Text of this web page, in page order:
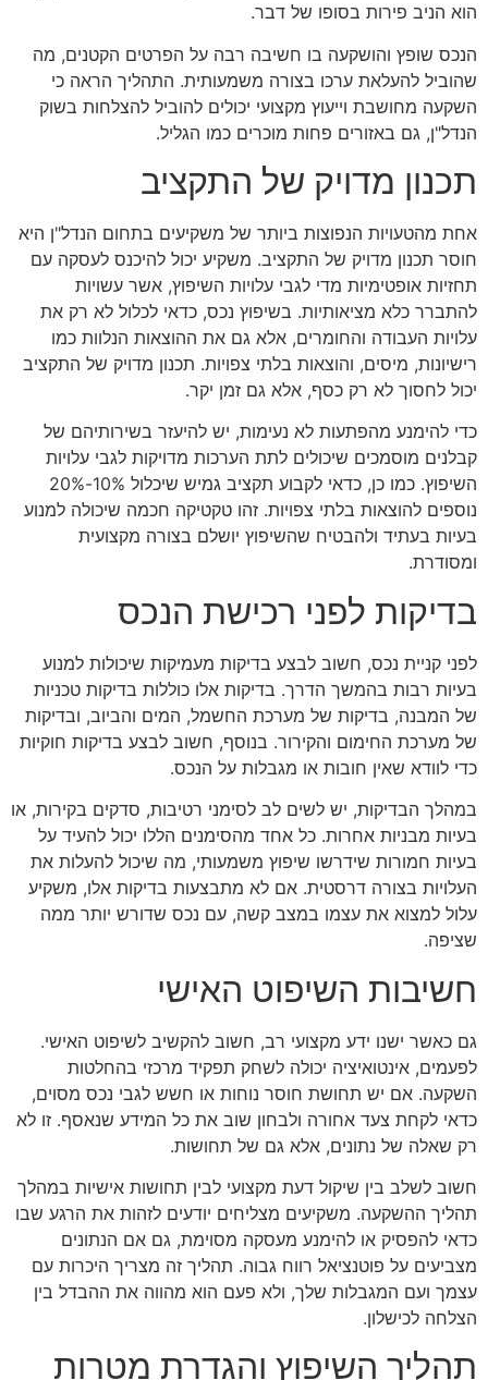
הוא הניב פירות בסופו של דבר.
הנכס שופץ והושקעה בו חשיבה רבה על הפרטים הקטנים, מה
שהוביל להעלאת ערכו בצורה משמעותית. התהליך הראה כי
השקעה מחושבת וייעוץ מקצועי יכולים להוביל להצלחות בשוק
הנדל"ן, גם באזורים פחות מוכרים כמו הגליל.
תכנון מדויק של התקציב
אחת מהטעויות הנפוצות ביותר של משקיעים בתחום הנדל"ן היא
חוסר תכנון מדויק של התקציב. משקיע יכול להיכנס לעסקה עם
תחזיות אופטימיות מדי לגבי עלויות השיפוץ, אשר עשויות
להתברר כלא מציאותיות. בשיפוץ נכס, כדאי לכלול לא רק את
עלויות העבודה והחומרים, אלא גם את ההוצאות הנלוות כמו
רישיונות, מיסים, והוצאות בלתי צפויות. תכנון מדויק של התקציב
יכול לחסוך לא רק כסף, אלא גם זמן יקר.
כדי להימנע מהפתעות לא נעימות, יש להיעזר בשירותיהם של
קבלנים מוסמכים שיכולים לתת הערכות מדויקות לגבי עלויות
השיפוץ. כמו כן, כדאי לקבוע תקציב גמיש שיכלול 10%-20%
נוספים להוצאות בלתי צפויות. זהו טקטיקה חכמה שיכולה למנוע
בעיות בעתיד ולהבטיח שהשיפוץ יושלם בצורה מקצועית
ומסודרת.
בדיקות לפני רכישת הנכס
לפני קניית נכס, חשוב לבצע בדיקות מעמיקות שיכולות למנוע
בעיות רבות בהמשך הדרך. בדיקות אלו כוללות בדיקות טכניות
של המבנה, בדיקות של מערכת החשמל, המים והביוב, ובדיקות
של מערכת החימום והקירור. בנוסף, חשוב לבצע בדיקות חוקיות
כדי לוודא שאין חובות או מגבלות על הנכס.
במהלך הבדיקות, יש לשים לב לסימני רטיבות, סדקים בקירות, או
בעיות מבניות אחרות. כל אחד מהסימנים הללו יכול להעיד על
בעיות חמורות שידרשו שיפוץ משמעותי, מה שיכול להעלות את
העלויות בצורה דרסטית. אם לא מתבצעות בדיקות אלו, משקיע
עלול למצוא את עצמו במצב קשה, עם נכס שדורש יותר ממה
שציפה.
חשיבות השיפוט האישי
גם כאשר ישנו ידע מקצועי רב, חשוב להקשיב לשיפוט האישי.
לפעמים, אינטואיציה יכולה לשחק תפקיד מרכזי בהחלטות
השקעה. אם יש תחושת חוסר נוחות או חשש לגבי נכס מסוים,
כדאי לקחת צעד אחורה ולבחון שוב את כל המידע שנאסף. זו לא
רק שאלה של נתונים, אלא גם של תחושות.
חשוב לשלב בין שיקול דעת מקצועי לבין תחושות אישיות במהלך
תהליך ההשקעה. משקיעים מצליחים יודעים לזהות את הרגע שבו
כדאי להפסיק או להימנע מעסקה מסוימת, גם אם הנתונים
מצביעים על פוטנציאל רווח גבוה. תהליך זה מצריך היכרות עם
עצמך ועם המגבלות שלך, ולא פעם הוא מהווה את ההבדל בין
הצלחה לכישלון.
תהליך השיפוץ והגדרת מטרות